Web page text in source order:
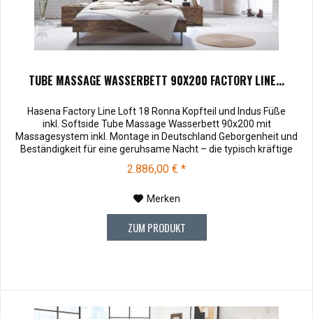
TUBE MASSAGE WASSERBETT 90X200 FACTORY LINE...
Hasena Factory Line Loft 18 Ronna Kopfteil und Indus Füße
inkl. Softside Tube Massage Wasserbett 90x200 mit
Massagesystem inkl. Montage in Deutschland Geborgenheit und
Beständigkeit für eine geruhsame Nacht – die typisch kräftige
Fuss- und Eckelementen verleiht unserer Oak-Line eine starke und
2.886,00 € *
Merken
ZUM PRODUKT